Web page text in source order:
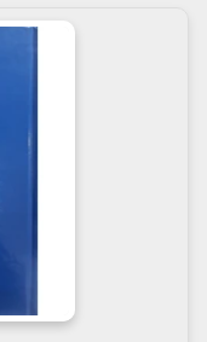
المؤمنین علی
(علیهاالسلام)
که زینب داغ
آنکه تشنه،
کودکان و راه را
وقتی زینب در
شورانگیز را در
مردم دست ها را
نگاه می کردند.
زینب بر
از اشک چشمش
کرد و گفت: «پدر
شان بهترین